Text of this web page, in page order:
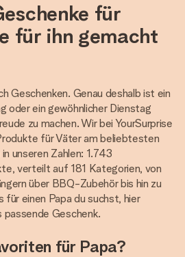
für
für ihn gemacht
Geschenken. Genau deshalb ist ein
oder ein gewöhnlicher Dienstag
zu machen. Wir bei YourSurprise
für Väter am beliebtesten
unseren Zahlen: 1.743
verteilt auf 181 Kategorien, von
über BBQ-Zubehör bis hin zu
einen Papa du suchst, hier
Geschenk.
für Papa?